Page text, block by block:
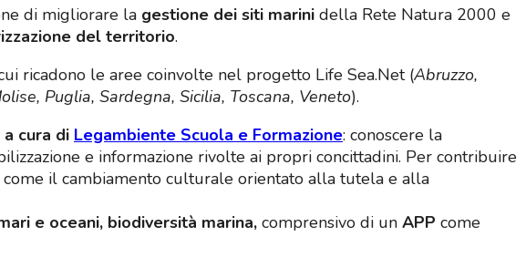
di migliorare la gestione dei siti marini della Rete Natura 2000 e
del territorio.
ricadono le aree coinvolte nel progetto Life Sea.Net (Abruzzo,
Puglia, Sardegna, Sicilia, Toscana, Veneto).
a cura di Legambiente Scuola e Formazione: conoscere la
e informazione rivolte ai propri concittadini. Per contribuire
il cambiamento culturale orientato alla tutela e alla
e oceani, biodiversità marina, comprensivo di un APP come